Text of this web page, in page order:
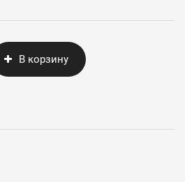
В корзину